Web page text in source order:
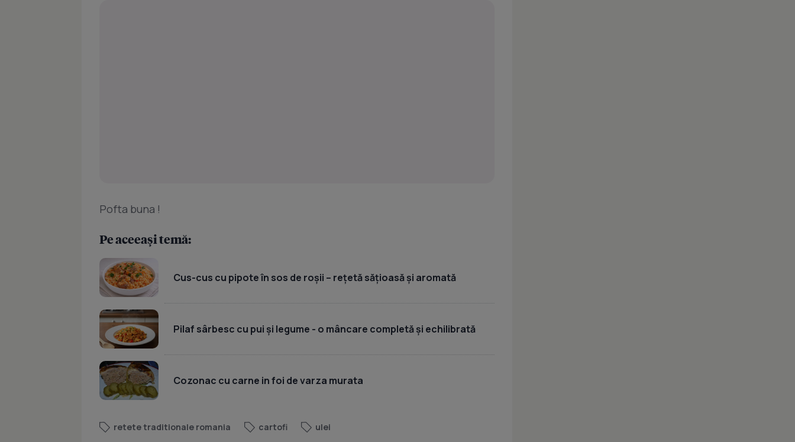
Pofta buna !
Pe aceeași temă:
Cus-cus cu pipote în sos de roșii – rețetă sățioasă și aromată
Pilaf sârbesc cu pui și legume - o mâncare completă și echilibrată
Cozonac cu carne in foi de varza murata
retete traditionale romania cartofi ulei